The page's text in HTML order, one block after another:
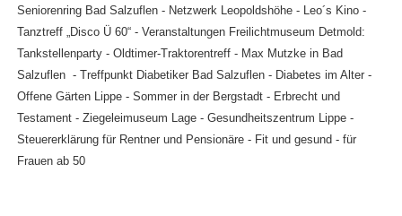
Seniorenring Bad Salzuflen - Netzwerk Leopoldshöhe - Leo´s Kino -
Tanztreff „Disco Ü 60“ - Veranstaltungen Freilichtmuseum Detmold:
Tankstellenparty - Oldtimer-Traktorentreff - Max Mutzke in Bad
Salzuflen - Treffpunkt Diabetiker Bad Salzuflen - Diabetes im Alter -
Offene Gärten Lippe - Sommer in der Bergstadt - Erbrecht und
Testament - Ziegeleimuseum Lage - Gesundheitszentrum Lippe -
Steuererklärung für Rentner und Pensionäre - Fit und gesund - für
Frauen ab 50